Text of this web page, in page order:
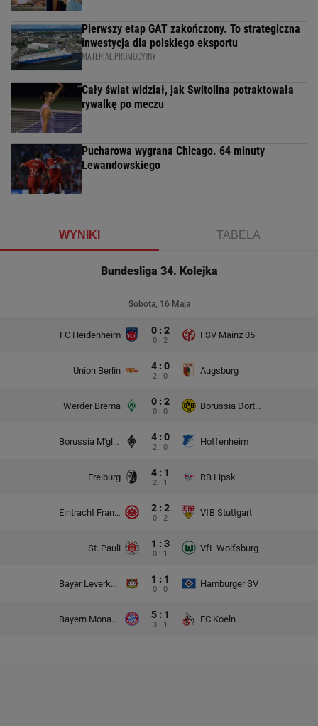
Pierwszy etap GAT zakończony. To strategiczna
inwestycja dla polskiego eksportu
MATERIAŁ PROMOCYJNY
Cały świat widział, jak Switolina potraktowała
rywalkę po meczu
Pucharowa wygrana Chicago. 64 minuty
Lewandowskiego
WYNIKI TABELA
Bundesliga 34. Kolejka
Sobota, 16 Maja
FC Heidenheim 0 : 2
0 : 2
FSV Mainz 05
Union Berlin 4 : 0
2 : 0
Augsburg
Werder Brema 0 : 2
0 : 0
Borussia Dortmund
Borussia M'gladbach 4 : 0
2 : 0
Hoffenheim
Freiburg 4 : 1
2 : 1
RB Lipsk
Eintracht Frankfurt 2 : 2
0 : 2
VfB Stuttgart
St. Pauli 1 : 3
0 : 1
VfL Wolfsburg
Bayer Leverkusen 1 : 1
0 : 0
Hamburger SV
Bayern Monachium 5 : 1
3 : 1
FC Koeln